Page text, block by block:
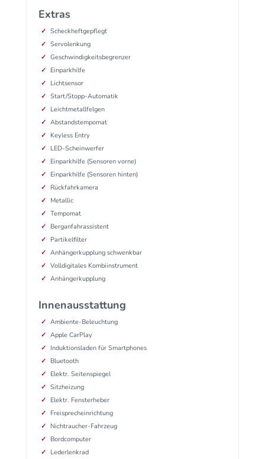
Extras
Scheckheftgepflegt
Servolenkung
Geschwindigkeitsbegrenzer
Einparkhilfe
Lichtsensor
Start/Stopp-Automatik
Leichtmetallfelgen
Abstandstempomat
Keyless Entry
LED-Scheinwerfer
Einparkhilfe (Sensoren vorne)
Einparkhilfe (Sensoren hinten)
Rückfahrkamera
Metallic
Tempomat
Berganfahrassistent
Partikelfilter
Anhängerkupplung schwenkbar
Volldigitales Kombiinstrument
Anhängerkupplung
Innenausstattung
Ambiente-Beleuchtung
Apple CarPlay
Induktionsladen für Smartphones
Bluetooth
Elektr. Seitenspiegel
Sitzheizung
Elektr. Fensterheber
Freisprecheinrichtung
Nichtraucher-Fahrzeug
Bordcomputer
Lederlenkrad